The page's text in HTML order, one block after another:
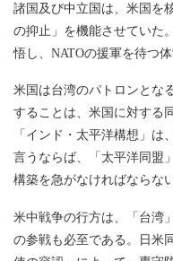
諸国及び中立国は、米国を
の抑止」を機能させていた
悟し、NATOの援軍を待つ
米国は台湾のパトロンとな
することは、米国に対する
「インド・太平洋構想」は
言うならば、「太平洋同盟
構築を急がなければならない
米中戦争の行方は、「台湾
の参戦も必至である。日米